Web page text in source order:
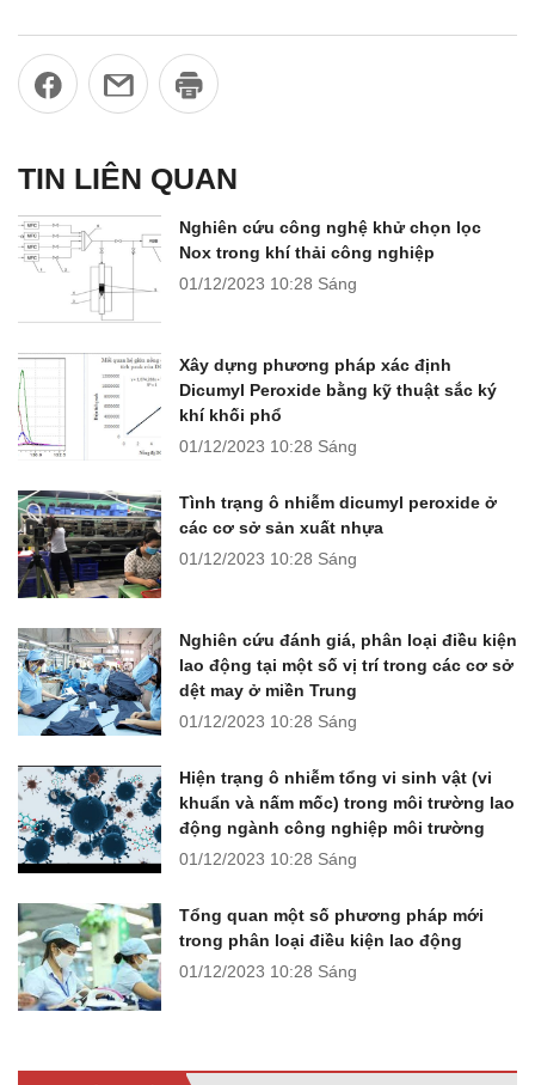
TIN LIÊN QUAN
Nghiên cứu công nghệ khử chọn lọc
Nox trong khí thải công nghiệp
01/12/2023 10:28 Sáng
Xây dựng phương pháp xác định
Dicumyl Peroxide bằng kỹ thuật sắc ký
khí khối phổ
01/12/2023 10:28 Sáng
Tình trạng ô nhiễm dicumyl peroxide ở
các cơ sở sản xuất nhựa
01/12/2023 10:28 Sáng
Nghiên cứu đánh giá, phân loại điều kiện
lao động tại một số vị trí trong các cơ sở
dệt may ở miền Trung
01/12/2023 10:28 Sáng
Hiện trạng ô nhiễm tổng vi sinh vật (vi
khuẩn và nấm mốc) trong môi trường lao
động ngành công nghiệp môi trường
01/12/2023 10:28 Sáng
Tổng quan một số phương pháp mới
trong phân loại điều kiện lao động
01/12/2023 10:28 Sáng